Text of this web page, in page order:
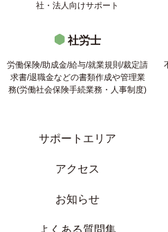
社・法人向けサポート
社労士
労働保険/助成金/給与/就業規則/裁定請
求書/退職金などの書類作成や管理業
務(労働社会保険手続業務・人事制度)
サポートエリア
アクセス
お知らせ
よくある質問集